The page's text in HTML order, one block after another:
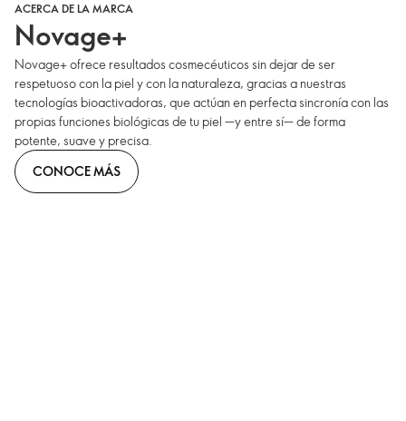
ACERCA DE LA MARCA
Novage+
Novage+ ofrece resultados cosmecéuticos sin dejar de ser
respetuoso con la piel y con la naturaleza, gracias a nuestras
tecnologías bioactivadoras, que actúan en perfecta sincronía con las
propias funciones biológicas de tu piel —y entre sí— de forma
potente, suave y precisa.
CONOCE MÁS